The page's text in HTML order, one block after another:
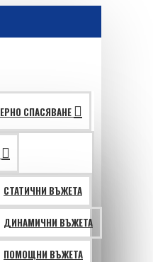
СПАСЯВАНЕ
СТАТИЧНИ ВЪЖЕТА
ДИНАМИЧНИ ВЪЖЕТА
ПОМОЩНИ ВЪЖЕТА